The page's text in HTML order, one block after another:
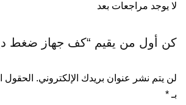
لا يوجد مراجعات بعد
كن أول من يقيم “كف جهاز ضغط
لن يتم نشر عنوان بريدك الإلكتروني. الحقول
بـ *